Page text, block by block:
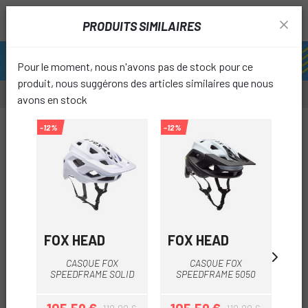
PRODUITS SIMILAIRES
Pour le moment, nous n'avons pas de stock pour ce
produit, nous suggérons des articles similaires que nous
avons en stock
-12%
FOX HEAD
CASQUE FOX
SPEEDFRAME SOLID
-12%
FOX HEAD
CASQUE FOX
SPEEDFRAME 5050